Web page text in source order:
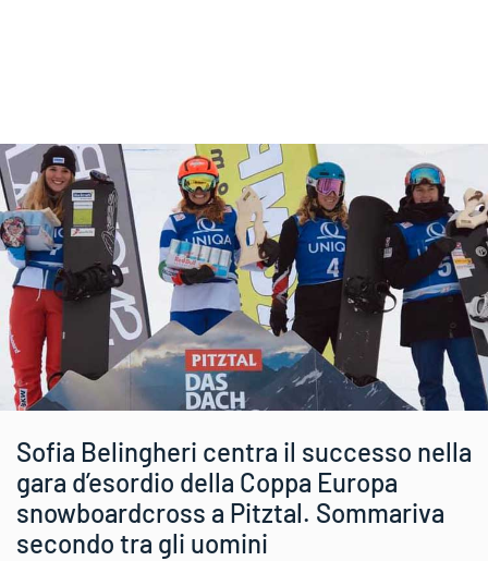
Sofia Belingheri centra il successo nella
gara d’esordio della Coppa Europa
snowboardcross a Pitztal. Sommariva
secondo tra gli uomini